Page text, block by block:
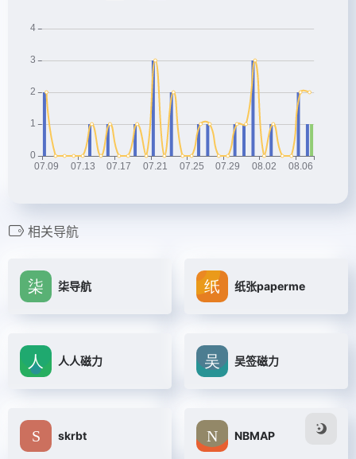
相关导航
柒导航 纸张paperme
人人磁力 吴签磁力
skrbt NBMAP